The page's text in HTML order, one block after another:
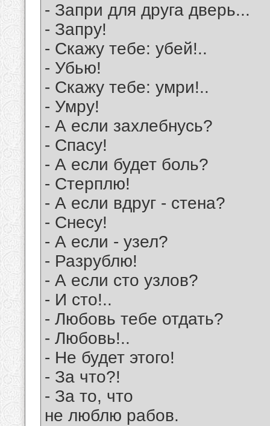
- Запри для друга дверь...
- Запру!
- Скажу тебе: убей!..
- Убью!
- Скажу тебе: умри!..
- Умру!
- А если захлебнусь?
- Спасу!
- А если будет боль?
- Стерплю!
- А если вдруг - стена?
- Снесу!
- А если - узел?
- Разрублю!
- А если сто узлов?
- И сто!..
- Любовь тебе отдать?
- Любовь!..
- Не будет этого!
- За что?!
- За то, что
не люблю рабов.